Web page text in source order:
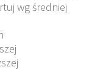
wg średniej